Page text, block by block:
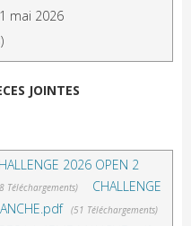
mai 2026
JOINTES
2026 OPEN 2
Téléchargements)
CHALLENGE
(51 Téléchargements)